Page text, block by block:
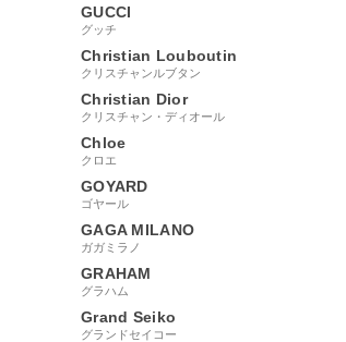
GUCCI
グッチ
Christian Louboutin
クリスチャンルブタン
Christian Dior
クリスチャン・ディオール
Chloe
クロエ
GOYARD
ゴヤール
GAGA MILANO
ガガミラノ
GRAHAM
グラハム
Grand Seiko
グランドセイコー